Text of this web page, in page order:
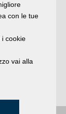
per un
per la
scuole
crescita
il
che
con le tue
i cookie
vai alla